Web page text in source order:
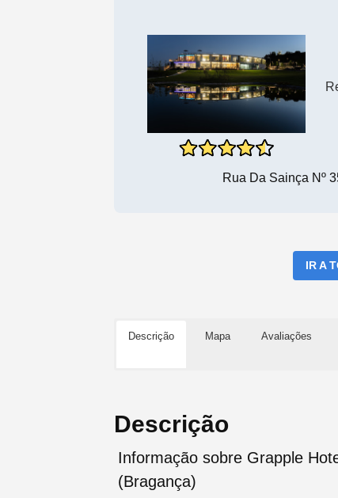
Rua Da Sainça Nº
IR A
Descrição Mapa Avaliações
Descrição
Informação sobre Grapple
(Bragança)